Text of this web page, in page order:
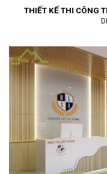
THIẾT KẾ THI CÔNG